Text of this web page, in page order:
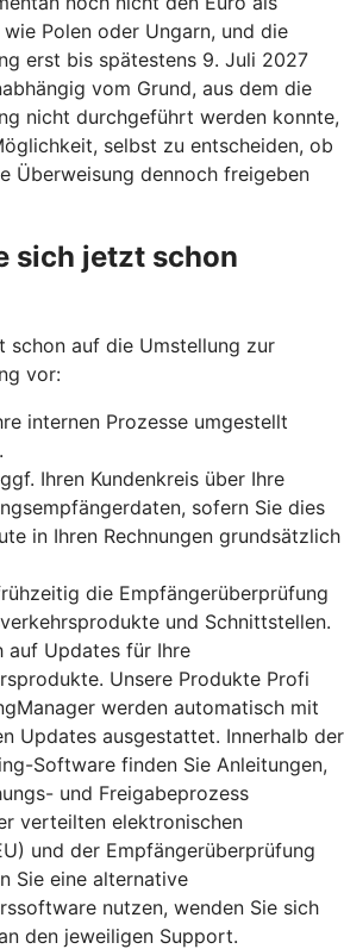
Polen oder Ungarn, und die
erst bis spätestens 9. Juli 2027
vom Grund, aus dem die
nicht durchgeführt werden konnte,
selbst zu entscheiden, ob
Überweisung dennoch freigeben
sich jetzt schon
schon auf die Umstellung zur
vor:
internen Prozesse umgestellt
Ihren Kundenkreis über Ihre
sofern Sie dies
in Ihren Rechnungen grundsätzlich
die Empfängerüberprüfung
und Schnittstellen.
auf Updates für Ihre
Unsere Produkte Profi
werden automatisch mit
Updates ausgestattet. Innerhalb der
Software finden Sie Anleitungen,
und Freigabeprozess
verteilten elektronischen
und der Empfängerüberprüfung
Sie eine alternative
nutzen, wenden Sie sich
den jeweiligen Support.